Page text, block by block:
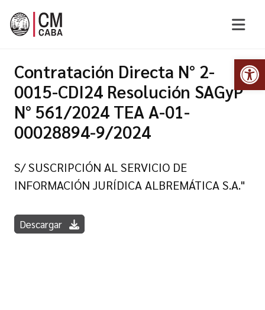
Contratación Directa N° 2-
0015-CDI24 Resolución SAGyP
N° 561/2024 TEA A-01-
00028894-9/2024
S/ SUSCRIPCIÓN AL SERVICIO DE
INFORMACIÓN JURÍDICA ALBREMÁTICA S.A."
Descargar